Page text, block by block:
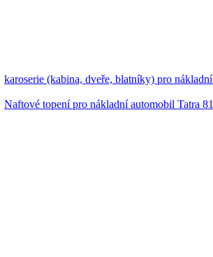
karoserie (kabina, dveře, blatníky) pro
Naftové topení pro nákladní automobil Tatra